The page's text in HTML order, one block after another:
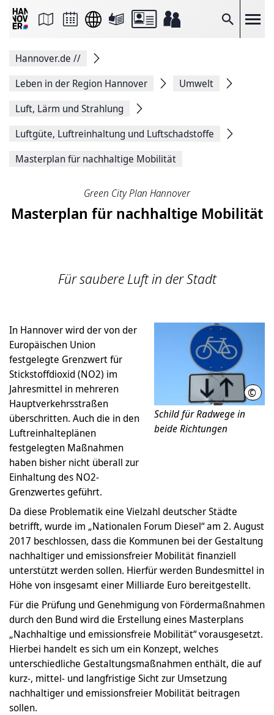
Suche
Seite
Facebook
teilen
Seitenlink
Seite
Hannover.de //
Leben in der Region Hannover
Umwelt
Luft, Lärm und Strahlung
Luftgüte, Luftreinhaltung und Luftschadstoffe
Masterplan für nachhaltige Mobilität
Green City Plan Hannover
Masterplan für nachhaltige Mobilität
Für saubere Luft in der Stadt
© LHH
Schild für Radwege in
beide Richtungen
In Hannover wird der von der
Europäischen Union
festgelegte Grenzwert für
Stickstoffdioxid (NO2) im
Jahresmittel in mehreren
Hauptverkehrsstraßen
überschritten. Auch die in den
Luftreinhalteplänen
festgelegten Maßnahmen
haben bisher nicht überall zur
Einhaltung des NO2-
Grenzwertes geführt.
Da diese Problematik eine Vielzahl deutscher Städte
betrifft, wurde im „Nationalen Forum Diesel“ am 2. August
2017 beschlossen, dass die Kommunen bei der Gestaltung
nachhaltiger und emissionsfreier Mobilität finanziell
unterstützt werden sollen. Hierfür werden Bundesmittel in
Höhe von insgesamt einer Milliarde Euro bereitgestellt.
Für die Prüfung und Genehmigung von Fördermaßnahmen
durch den Bund wird die Erstellung eines Masterplans
„Nachhaltige und emissionsfreie Mobilität“ vorausgesetzt.
Hierbei handelt es sich um ein Konzept, welches
unterschiedliche Gestaltungsmaßnahmen enthält, die auf
kurz-, mittel- und langfristige Sicht zur Umsetzung
nachhaltiger und emissionsfreier Mobilität beitragen
sollen.